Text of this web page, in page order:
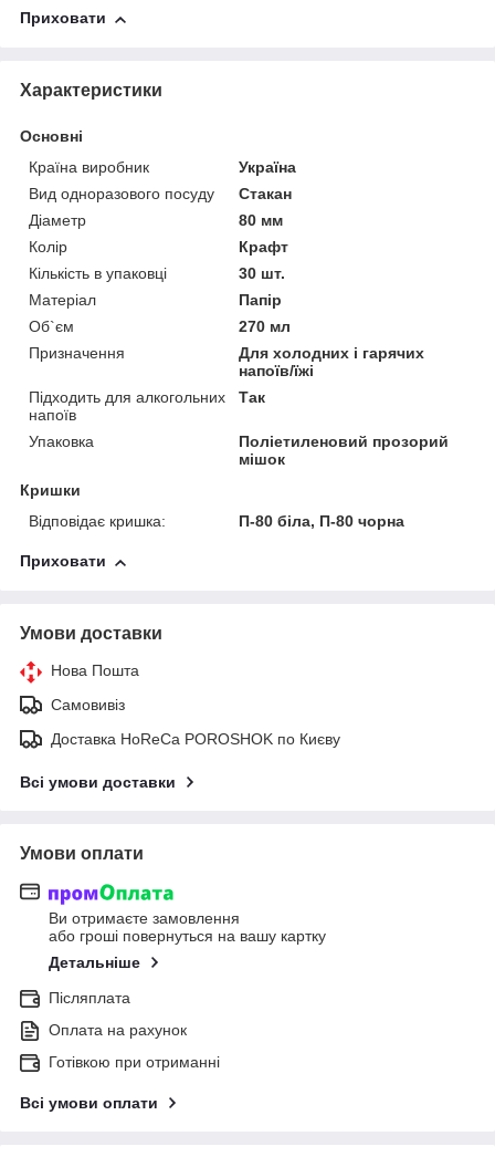
Приховати
Характеристики
Основні
Країна виробник
Україна
Вид одноразового посуду
Стакан
Діаметр
80 мм
Колір
Крафт
Кількість в упаковці
30 шт.
Матеріал
Папір
Об`єм
270 мл
Призначення
Для холодних і гарячих
напоїв/їжі
Підходить для алкогольних
напоїв
Так
Упаковка
Поліетиленовий прозорий
мішок
Кришки
Відповідає кришка:
П-80 біла, П-80 чорна
Приховати
Умови доставки
Нова Пошта
Самовивіз
Доставка HoReCa POROSHOK по Києву
Всі умови доставки
Умови оплати
Ви отримаєте замовлення
або гроші повернуться на вашу картку
Детальніше
Післяплата
Оплата на рахунок
Готівкою при отриманні
Всі умови оплати